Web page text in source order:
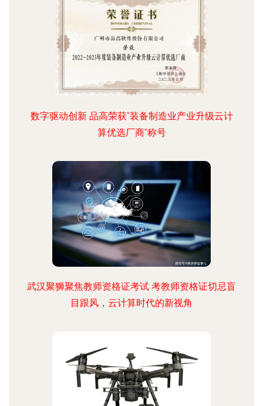
数字驱动创新 品高荣获“装备制造业产业升级云计
算优选厂商”称号
武汉聚狮聚焦教师资格证考试 考教师资格证切忌盲
目跟风，云计算时代的新视角